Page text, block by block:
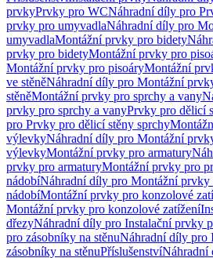
prvkyPrvky pro WCNáhradní díly pro
prvky pro umyvadlaNáhradní díly pro
umyvadlaMontážní prvky pro bidety
prvky pro bidetyMontážní prvky pro
Montážní prvky pro pisoáryMontážní
ve stěněNáhradní díly pro Montážní
stěněMontážní prvky pro sprchy a vany
prvky pro sprchy a vanyPrvky pro dělicí
pro Prvky pro dělicí stěny sprchy
výlevkyNáhradní díly pro Montážní
výlevkyMontážní prvky pro armatury
prvky pro armaturyMontážní prvky pro
nádobíNáhradní díly pro Montážní
nádobíMontážní prvky pro konzolové
Montážní prvky pro konzolové zatížení
dřezyNáhradní díly pro Instalační prvky
pro zásobníky na stěnuNáhradní díly pro
zásobníky na stěnuPříslušenstvíNáhradní